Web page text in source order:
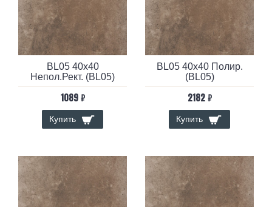
BL05 40x40
Непол.Рект. (BL05)
1089 ₽
Купить
BL05 40x40 Полир.
(BL05)
2182 ₽
Купить